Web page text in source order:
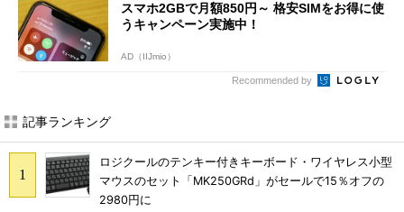
スマホ2GBで月額850円～ 格安SIMをお得に使
うキャンペーン実施中！
AD（IIJmio）
Recommended by
記事ランキング
ロジクールのテンキー付きキーボード・ワイヤレス小型
マウスのセット「MK250GRd」がセールで15％オフの
2980円に